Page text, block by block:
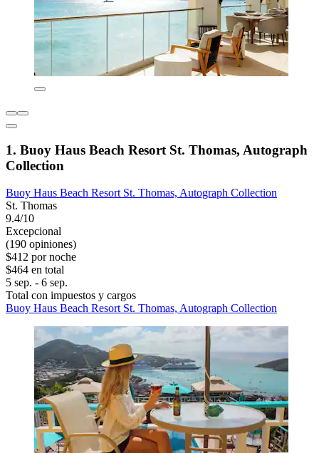
1. Buoy Haus Beach Resort St. Thomas, Autograph
Collection
Buoy Haus Beach Resort St. Thomas, Autograph Collection
St. Thomas
9.4/10
Excepcional
(190 opiniones)
$412 por noche
$464 en total
5 sep. - 6 sep.
Total con impuestos y cargos
Buoy Haus Beach Resort St. Thomas, Autograph Collection